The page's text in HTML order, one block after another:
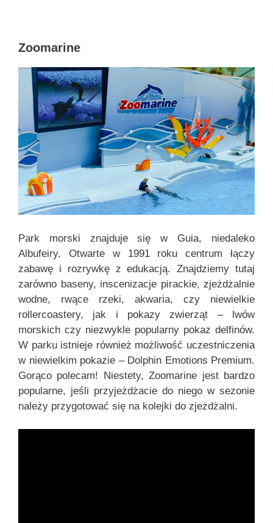
Zoomarine
Park morski znajduje się w Guia, niedaleko
Albufeiry. Otwarte w 1991 roku centrum łączy
zabawę i rozrywkę z edukacją. Znajdziemy tutaj
zarówno baseny, inscenizacje pirackie, zjeżdżalnie
wodne, rwące rzeki, akwaria, czy niewielkie
rollercoastery, jak i pokazy zwierząt – lwów
morskich czy niezwykle popularny pokaz delfinów.
W parku istnieje również możliwość uczestniczenia
w niewielkim pokazie – Dolphin Emotions Premium.
Gorąco polecam! Niestety, Zoomarine jest bardzo
popularne, jeśli przyjeżdżacie do niego w sezonie
należy przygotować się na kolejki do zjeżdżalni.